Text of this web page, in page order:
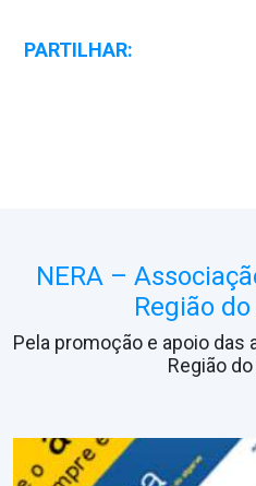
PARTILHAR:
NERA –
Região
Pela promoção e apoio
Região